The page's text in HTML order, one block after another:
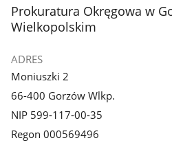
stopka
Prokuratura Okręgowa w
Wielkopolskim
ADRES
Moniuszki 2
66-400 Gorzów Wlkp.
NIP 599-117-00-35
Regon 000569496